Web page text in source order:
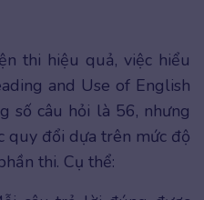
thi hiệu quả, việc hiểu
and Use of English
số câu hỏi là 56, nhưng
quy đổi dựa trên mức độ
thi. Cụ thể: